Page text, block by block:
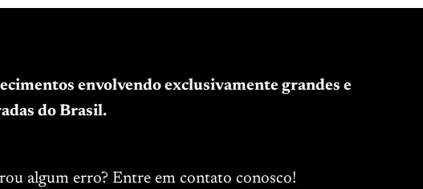
envolvendo exclusivamente grandes e
do Brasil.
algum erro? Entre em contato conosco!